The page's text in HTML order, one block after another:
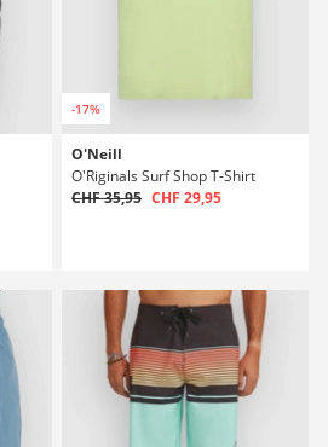
-17%
O'Neill
O'Riginals Surf Shop T-Shirt
CHF 35,95 CHF 29,95